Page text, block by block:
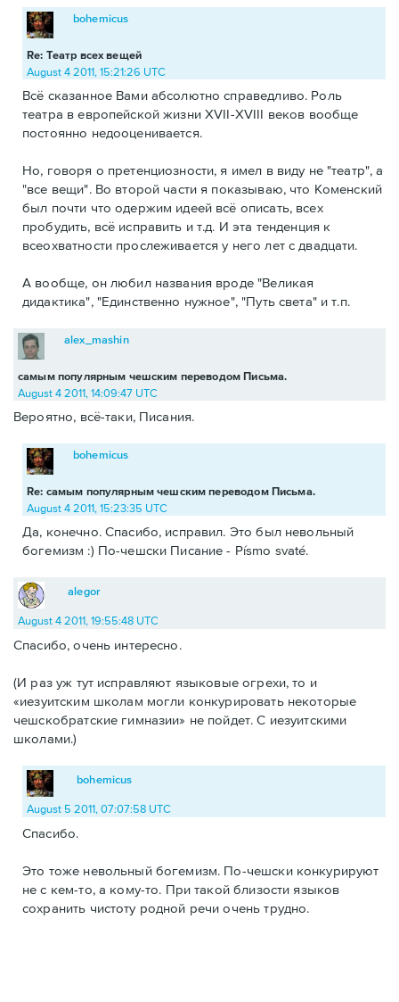
Re: Театр всех вещей
bohemicus
August 4 2011, 15:21:26 UTC
Всё сказанное Вами абсолютно справедливо. Роль
театра в европейской жизни XVII-XVIII веков вообще
постоянно недооценивается.
Но, говоря о претенциозности, я имел в виду не "театр", а
"все вещи". Во второй части я показываю, что Коменский
был почти что одержим идеей всё описать, всех
пробудить, всё исправить и т.д. И эта тенденция к
всеохватности прослеживается у него лет с двадцати.
А вообще, он любил названия вроде "Великая
дидактика", "Единственно нужное", "Путь света" и т.п.
самым популярным чешским переводом Письма.
alex_mashin
August 4 2011, 14:09:47 UTC
Вероятно, всё-таки, Писания.
Re: самым популярным чешским переводом Письма.
bohemicus
August 4 2011, 15:23:35 UTC
Да, конечно. Спасибо, исправил. Это был невольный
богемизм :) По-чешски Писание - Písmo svaté.
alegor
August 4 2011, 19:55:48 UTC
Спасибо, очень интересно.
(И раз уж тут исправляют языковые огрехи, то и
«иезуитским школам могли конкурировать некоторые
чешскобратские гимназии» не пойдет. С иезуитскими
школами.)
bohemicus
August 5 2011, 07:07:58 UTC
Спасибо.
Это тоже невольный богемизм. По-чешски конкурируют
не с кем-то, а кому-то. При такой близости языков
сохранить чистоту родной речи очень трудно.